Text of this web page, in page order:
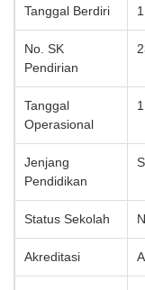
Tanggal Berdiri
No. SK
Pendirian
Tanggal
Operasional
Jenjang
Pendidikan
Status Sekolah
Akreditasi A